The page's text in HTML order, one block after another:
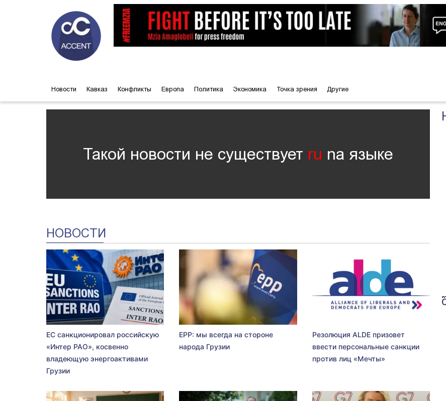
Новости Кавказ Конфликты Европа Политика Экономика Точка зрения Другие
Такой новости не существует ru nа языке
НОВОСТИ
ЕС санкционировал российскую
«Интер РАО», косвенно
владеющую энергоактивами
Грузии
EPP: мы всегда на стороне
народа Грузии
Резолюция ALDE призовет
ввести персональные санкции
против лиц «Мечты»